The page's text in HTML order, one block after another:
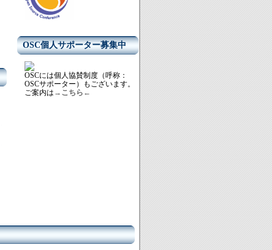
OSC個人サポーター募集中
OSCには個人協賛制度（呼称：
OSCサポーター）もございます。
ご案内は →こちら←